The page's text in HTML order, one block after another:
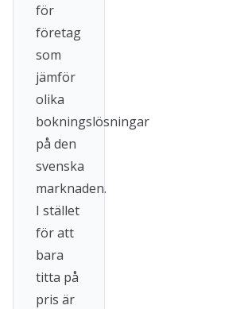
för
företag
som
jämför
olika
bokningslösningar
på den
svenska
marknaden.
I stället
för att
bara
titta på
pris är